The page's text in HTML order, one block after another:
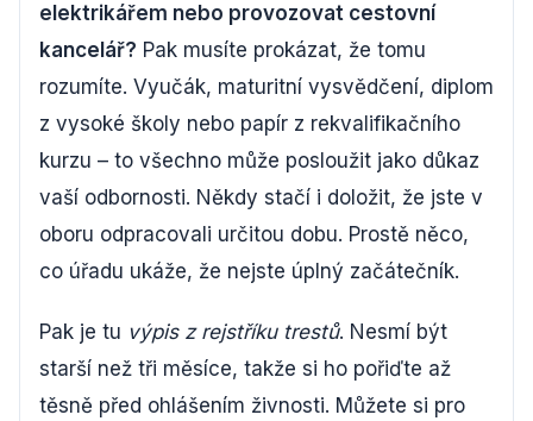
elektrikářem nebo provozovat cestovní
kancelář? Pak musíte prokázat, že tomu
rozumíte. Vyučák, maturitní vysvědčení, diplom
z vysoké školy nebo papír z rekvalifikačního
kurzu – to všechno může posloužit jako důkaz
vaší odbornosti. Někdy stačí i doložit, že jste v
oboru odpracovali určitou dobu. Prostě něco,
co úřadu ukáže, že nejste úplný začátečník.
Pak je tu výpis z rejstříku trestů. Nesmí být
starší než tři měsíce, takže si ho pořiďte až
těsně před ohlášením živnosti. Můžete si pro